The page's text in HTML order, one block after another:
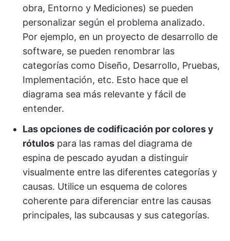
obra, Entorno y Mediciones) se pueden
personalizar según el problema analizado.
Por ejemplo, en un proyecto de desarrollo de
software, se pueden renombrar las
categorías como Diseño, Desarrollo, Pruebas,
Implementación, etc. Esto hace que el
diagrama sea más relevante y fácil de
entender.
Las opciones de codificación por colores y
rótulos para las ramas del diagrama de
espina de pescado ayudan a distinguir
visualmente entre las diferentes categorías y
causas. Utilice un esquema de colores
coherente para diferenciar entre las causas
principales, las subcausas y sus categorías.